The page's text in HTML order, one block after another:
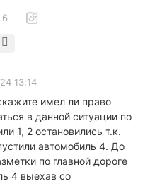
6
13:14
имел ли право
в данной ситуации по
1, 2 остановились т.к.
автомобиль 4. До
по главной дороге
4 выехав со